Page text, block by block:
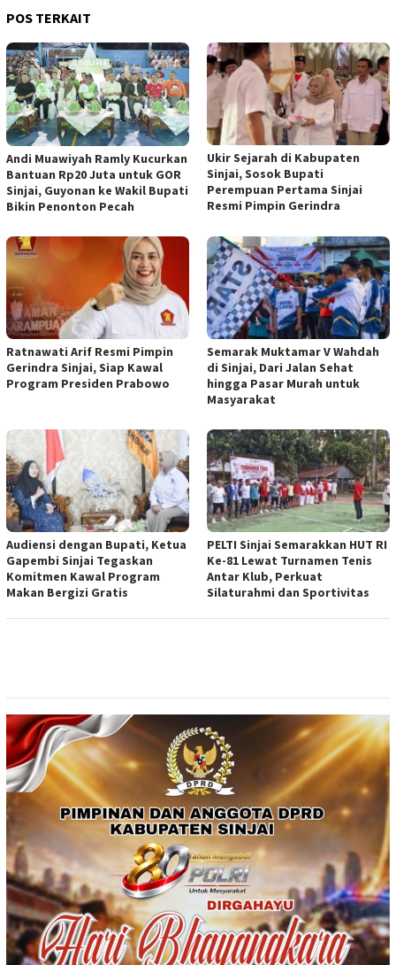
POS TERKAIT
Andi Muawiyah Ramly Kucurkan
Bantuan Rp20 Juta untuk GOR
Sinjai, Guyonan ke Wakil Bupati
Bikin Penonton Pecah
Ukir Sejarah di Kabupaten
Sinjai, Sosok Bupati
Perempuan Pertama Sinjai
Resmi Pimpin Gerindra
Ratnawati Arif Resmi Pimpin
Gerindra Sinjai, Siap Kawal
Program Presiden Prabowo
Semarak Muktamar V Wahdah
di Sinjai, Dari Jalan Sehat
hingga Pasar Murah untuk
Masyarakat
Audiensi dengan Bupati, Ketua
Gapembi Sinjai Tegaskan
Komitmen Kawal Program
Makan Bergizi Gratis
PELTI Sinjai Semarakkan HUT RI
Ke-81 Lewat Turnamen Tenis
Antar Klub, Perkuat
Silaturahmi dan Sportivitas